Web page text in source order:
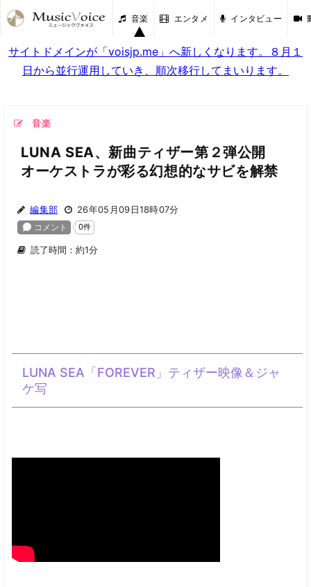
音楽 エンタメ インタビュー
サイトドメインが「voisjp.me」へ新しくなります。８月１
日から並行運用していき、順次移行してまいります。
音楽
LUNA SEA、新曲ティザー第２弾公開
オーケストラが彩る幻想的なサビを解禁
編集部 26年05月09日18時07分
読了時間：約1分
LUNA SEA「FOREVER」ティザー映像＆ジャ
ケ写